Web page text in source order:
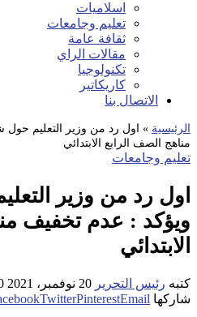
اسلاميات
تعليم وجامعات
ثقافة عامة
مقالات الراي
تكنولوجيا
كاريكاتير
الاتصال بنا
الرئيسية » اول رد من وزير التعليم
مناهج الصف الرابع الابتدائي
تعليم وجامعات
اول رد من وزير
ويؤكد : عدم تخفيف
الابتدائي
كتبه رئيس التحرير 20 نوفمبر، 2021
0
شاركها
TwitterPinterestEmail